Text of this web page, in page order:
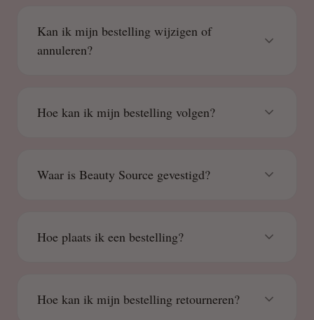
Kan ik mijn bestelling wijzigen of
annuleren?
Hoe kan ik mijn bestelling volgen?
Waar is Beauty Source gevestigd?
Hoe plaats ik een bestelling?
Hoe kan ik mijn bestelling retourneren?